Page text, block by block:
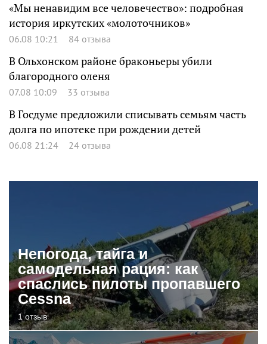
«Мы ненавидим все человечество»: подробная
история иркутских «молоточников»
06.08 10:21 84 отзыва
В Ольхонском районе браконьеры убили
благородного оленя
07.08 10:09 33 отзыва
В Госдуме предложили списывать семьям часть
долга по ипотеке при рождении детей
06.08 21:24 24 отзыва
Непогода, тайга и
самодельная рация: как
спаслись пилоты пропавшего
Cessna
1 отзыв